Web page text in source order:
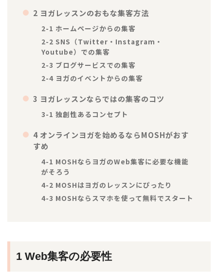
2 ヨガレッスンのおもな集客方法
2-1 ホームページからの集客
2-2 SNS（Twitter・Instagram・
Youtube）での集客
2-3 ブログサービスでの集客
2-4 ヨガのイベントからの集客
3 ヨガレッスンならではの集客のコツ
3-1 独創性あるコンセプト
4 オンラインヨガを始めるならMOSHがおす
すめ
4-1 MOSHならヨガのWeb集客に必要な機能
がそろう
4-2 MOSHはヨガのレッスンにぴったり
4-3 MOSHならスマホを使って無料でスタート
1 Web集客の必要性